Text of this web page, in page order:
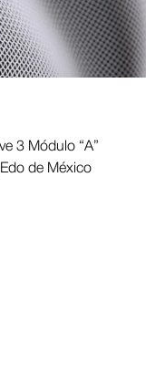
3 Módulo “A”
de México